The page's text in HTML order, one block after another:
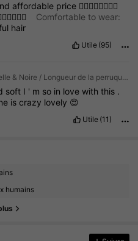
affordable price ❤️‍🔥❤️‍🔥❤️‍🔥❤️‍🔥
Comfortable to wear:
hair
Utile (95)
soft I ' m so in love with this .
iscrazy lovely 😍
Utile (11)
humains